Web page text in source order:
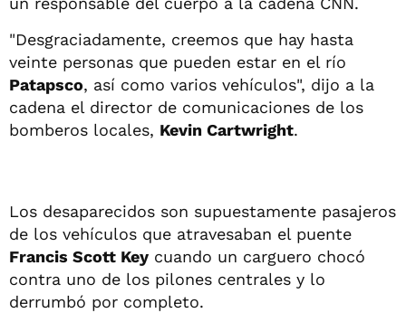
"Desgraciadamente, creemos que hay hasta
veinte personas que pueden estar en el río
Patapsco, así como varios vehículos", dijo a la
cadena el director de comunicaciones de los
bomberos locales, Kevin Cartwright.
Los desaparecidos son supuestamente pasajeros
de los vehículos que atravesaban el puente
Francis Scott Key cuando un carguero chocó
contra uno de los pilones centrales y lo
derrumbó por completo.